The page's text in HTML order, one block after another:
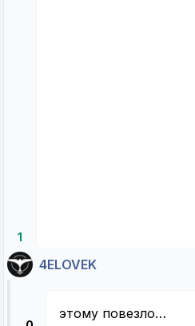
1
4ELOVEK
этому повезло…